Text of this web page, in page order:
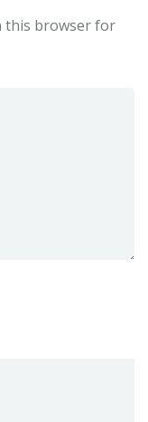
this browser for